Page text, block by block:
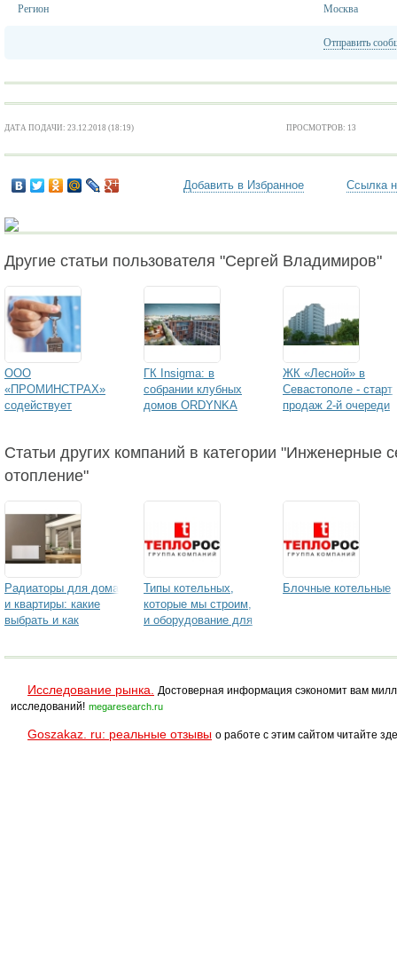
Регион Москва
Отправить
ДАТА ПОДАЧИ: 23.12.2018 (18:19) ПРОСМОТРОВ: 13
Добавить в Избранное Ссылка
Другие статьи пользователя "Сергей Владимиров"
ООО
«ПРОМИНСТРАХ»
содействует
п.Магистральный
ГК Insigma: в
собрании клубных
домов ORDYNKA
ЖК «Лесной» в
Севастополе - старт
продаж 2-й очереди
Статьи других компаний в категории "Инженерные
отопление"
Радиаторы для дома
и квартиры: какие
выбрать и как
Типы котельных,
которые мы строим,
и оборудование для
Блочные котельные
Исследование рынка.
Достоверная информация сэкономит вам
исследований! megaresearch.ru
Goszakaz. ru: реальные отзывы о работе с этим сайтом читайте